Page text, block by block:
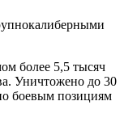
более 5,5 тысяч
Уничтожено до 30
боевым позициям